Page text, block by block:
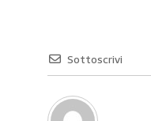
Sottoscrivi